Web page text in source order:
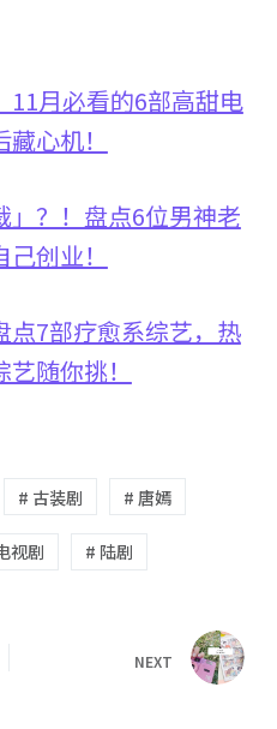
11月必看的6部高甜电
心机！
」？！盘点6位男神老
创业！
点7部疗愈系综艺，热
随你挑！
# 古装剧 # 唐嫣
视剧 # 陆剧
NEXT